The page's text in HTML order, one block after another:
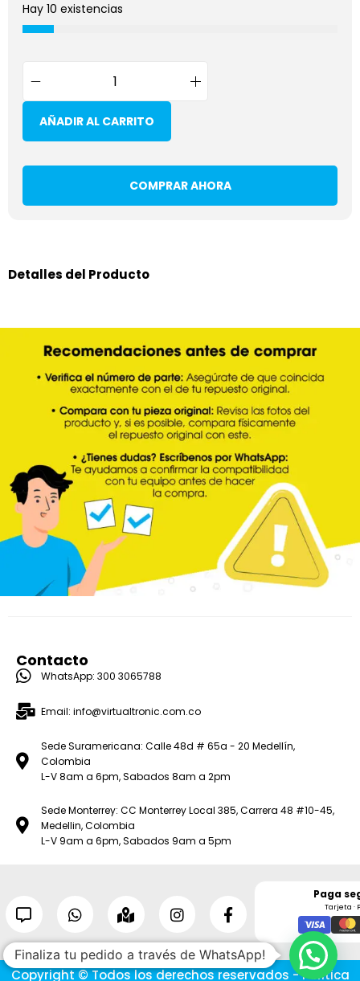
Hay 10 existencias
AÑADIR AL CARRITO
COMPRAR AHORA
Detalles del Producto
Contacto
WhatsApp: 300 3065788
Email: info@virtualtronic.com.co
Sede Suramericana: Calle 48d # 65a - 20 Medellín,
Colombia
L-V 8am a 6pm, Sabados 8am a 2pm
Sede Monterrey: CC Monterrey Local 385, Carrera 48 #10-45,
Medellin, Colombia
L-V 9am a 6pm, Sabados 9am a 5pm
Paga
Tarjeta ·
Copyright © Todos los derechos reservados - Política
Finaliza tu pedido a través de WhatsApp!